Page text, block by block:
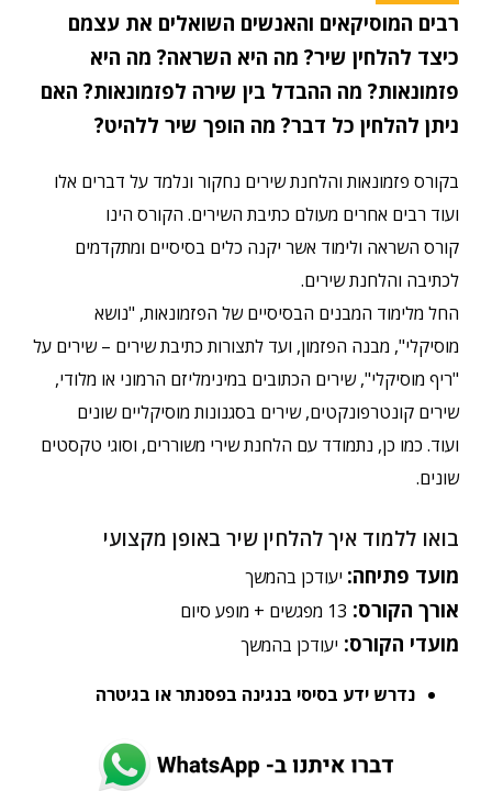
רבים המוסיקאים והאנשים השואלים את עצמם
כיצד להלחין שיר? מה היא השראה? מה היא
פזמונאות? מה ההבדל בין שירה לפזמונאות? האם
ניתן להלחין כל דבר? מה הופך שיר ללהיט?
בקורס פזמונאות והלחנת שירים נחקור ונלמד על דברים אלו
ועוד רבים אחרים מעולם כתיבת השירים. הקורס הינו
קורס השראה ולימוד אשר יקנה כלים בסיסיים ומתקדמים
לכתיבה והלחנת שירים.
החל מלימוד המבנים הבסיסיים של הפזמונאות, "נושא
מוסיקלי", מבנה הפזמון, ועד לתצורות כתיבת שירים – שירים על
"ריף מוסיקלי", שירים הכתובים במינימליזם הרמוני או מלודי,
שירים קונטרפונקטים, שירים בסגנונות מוסיקליים שונים
ועוד. כמו כן, נתמודד עם הלחנת שירי משוררים, וסוגי טקסטים
שונים.
בואו ללמוד איך להלחין שיר באופן מקצועי
מועד פתיחה: יעודכן בהמשך
אורך הקורס: 13 מפגשים + מופע סיום
מועדי הקורס: יעודכן בהמשך
נדרש ידע בסיסי בנגינה בפסנתר או בגיטרה